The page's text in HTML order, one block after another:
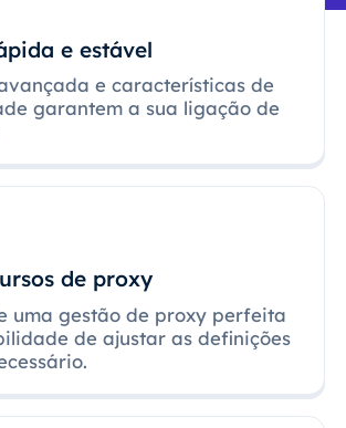
e estável
e características de
garantem a sua ligação de
de proxy
uma gestão de proxy perfeita
de ajustar as definições